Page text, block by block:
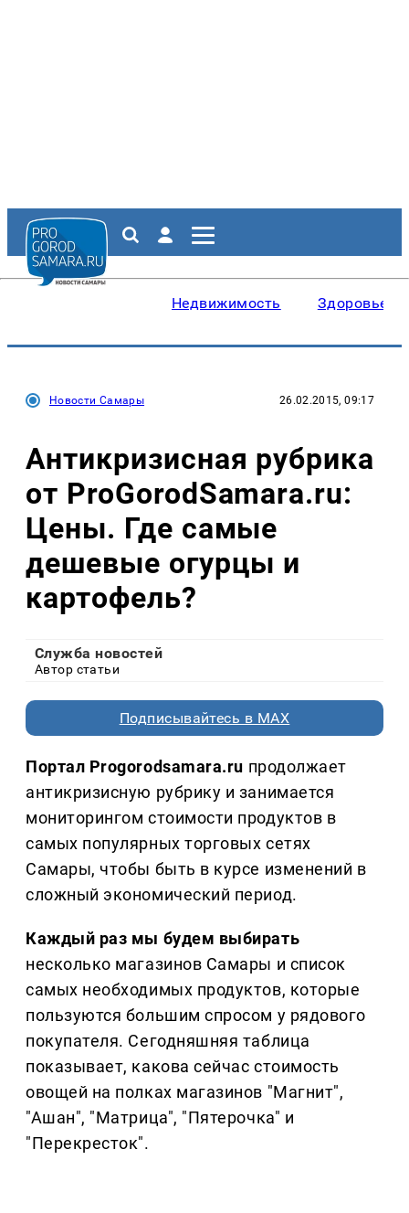
Недвижимость Здоровье
Новости Самары 26.02.2015, 09:17
Антикризисная рубрика
от ProGorodSamara.ru:
Цены. Где самые
дешевые огурцы и
картофель?
Служба новостей
Автор статьи
Подписывайтесь в MAX
Портал Progorodsamara.ru продолжает
антикризисную рубрику и занимается
мониторингом стоимости продуктов в
самых популярных торговых сетях
Самары, чтобы быть в курсе изменений в
сложный экономический период.
Каждый раз мы будем выбирать
несколько магазинов Самары и список
самых необходимых продуктов, которые
пользуются большим спросом у рядового
покупателя. Сегодняшняя таблица
показывает, какова сейчас стоимость
овощей на полках магазинов "Магнит",
"Ашан", "Матрица", "Пятерочка" и
"Перекресток".